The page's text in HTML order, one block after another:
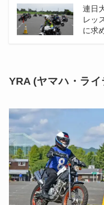
連日
レッ
に求
YRA (ヤマハ・ラ